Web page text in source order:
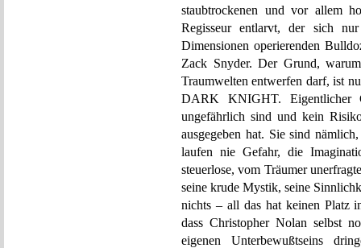
staubtrockenen und vor allem
Regisseur entlarvt, der sich
Dimensionen operierenden
Zack Snyder. Der Grund,
Traumwelten entwerfen darf, ist
DARK KNIGHT. Eigentlicher
ungefährlich sind und kein
ausgegeben hat. Sie sind
laufen nie Gefahr, die
steuerlose, vom Träumer
seine krude Mystik, seine
nichts – all das hat keinen Platz
dass Christopher Nolan selbst
eigenen Unterbewußtseins